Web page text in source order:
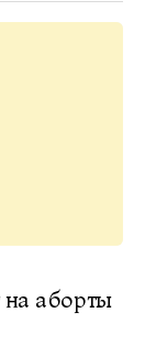
на аборты